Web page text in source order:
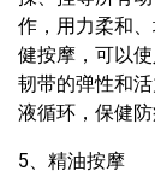
作，用力柔和
健按摩，可以
韧带的弹性和
液循环，保健防
5、精油按摩